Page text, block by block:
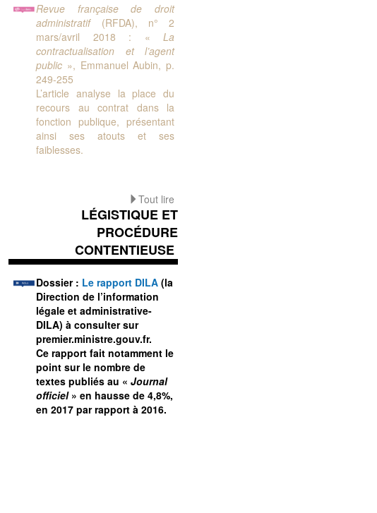
Revue française de droit
administratif(RFDA), n° 2
mars/avril 2018 : « La
contractualisation et l’agent
public », Emmanuel Aubin, p.
249-255
L’article analyse la place du
recours au contrat dans la
fonction publique, présentant
ainsi ses atouts et ses
faiblesses.
Tout lire
LÉGISTIQUE ET
PROCÉDURE
CONTENTIEUSE
Dossier : Le rapport DILA (la
Direction de l’information
légale et administrative-
DILA) à consulter sur
premier.ministre.gouv.fr.
Ce rapport fait notamment le
point sur le nombre de
textes publiés au «Journal
officiel» en hausse de 4,8%,
en 2017 par rapport à 2016.